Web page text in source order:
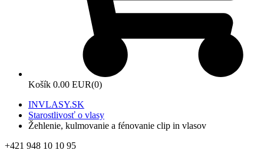
Košík 0.00 EUR(0)
INVLASY.SK
Starostlivosť o vlasy
Žehlenie, kulmovanie a fénovanie clip in vlasov
+421 948 10 10 95